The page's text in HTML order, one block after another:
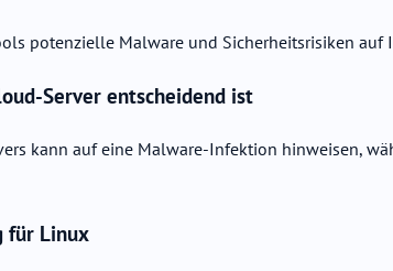
potenzielle Malware und Sicherheitsrisiken auf
Server entscheidend ist
kann auf eine Malware-Infektion hinweisen,
für Linux